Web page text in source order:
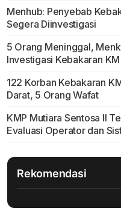
Menhub: Penyebab
Segera Diinvestigasi
5 Orang Meninggal,
Investigasi Kebakaran
122 Korban Kebakaran
Darat, 5 Orang Wafat
KMP Mutiara Sentosa II
Evaluasi Operator dan
Rekomendasi